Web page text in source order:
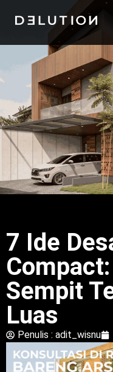
7 Ide
Sempit
Luas
Penulis : adit_wisnu